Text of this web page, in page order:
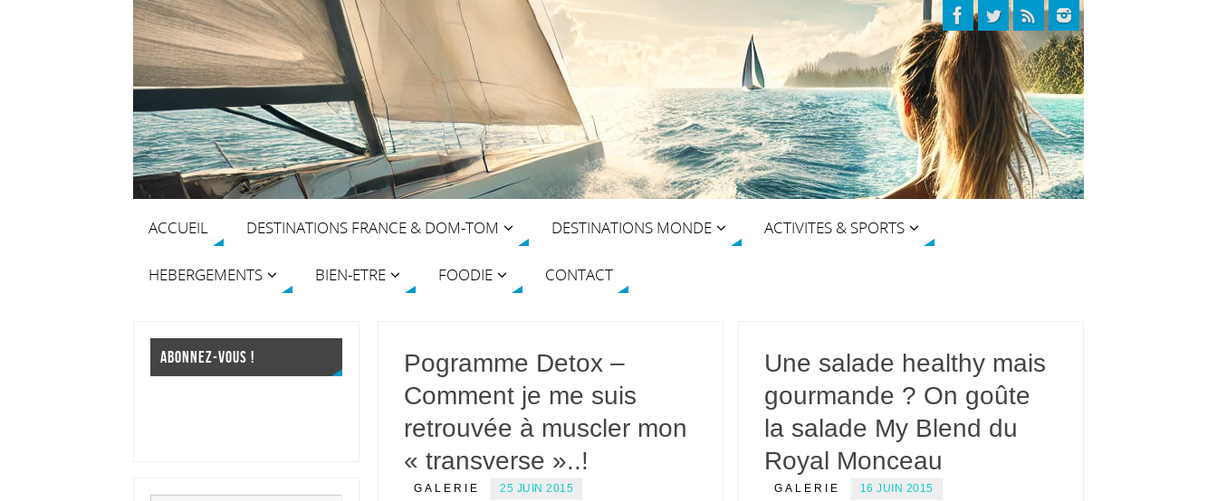
ACCUEIL DESTINATIONS FRANCE & DOM-TOM DESTINATIONS MONDE ACTIVITES & SPORTS
HEBERGEMENTS BIEN-ETRE FOODIE CONTACT
Pogramme Detox –
Comment je me suis
retrouvée à muscler mon
« transverse »..!
GALERIE 25 JUIN 2015
Une salade healthy mais
gourmande ? On goûte
la salade My Blend du
Royal Monceau
GALERIE 16 JUIN 2015
ABONNEZ-VOUS !